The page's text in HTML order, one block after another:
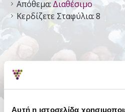
Αυτή η ιστοσελίδα
Απόθεμα: Διαθέσιμο
Κερδίζετε Σταφύλια:8